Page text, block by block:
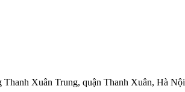
Thanh Xuân Trung, quận Thanh Xuân, Hà Nội